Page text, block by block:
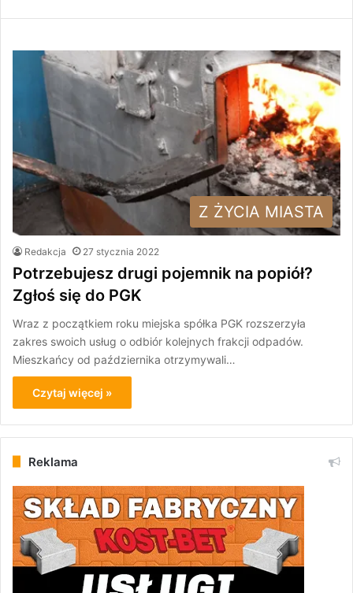
Z ŻYCIA MIASTA
Redakcja 27 stycznia 2022
Potrzebujesz drugi pojemnik na popiół?
Zgłoś się do PGK
Wraz z początkiem roku miejska spółka PGK rozszerzyła
zakres swoich usług o odbiór kolejnych frakcji odpadów.
Mieszkańcy od października otrzymywali…
Czytaj więcej »
Reklama